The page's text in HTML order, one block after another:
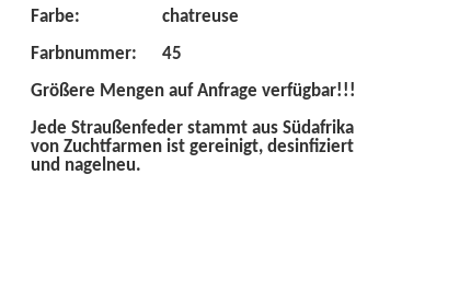
Farbe:
Farbnummer:
chatreuse
45
Größere Mengen auf Anfrage verfügbar!!!
Jede Straußenfeder stammt aus Südafrika
von Zuchtfarmen ist gereinigt, desinfiziert
und nagelneu.